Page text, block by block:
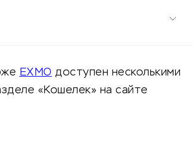
EXMO доступен несколькими
«Кошелек» на сайте